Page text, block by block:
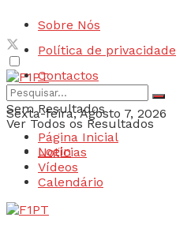
Sobre Nós
Política de privacidade
Contactos
Sexta-feira, Agosto 7, 2026
Login
Sem Resultados
Ver Todos os Resultados
Página Inicial
Notícias
Vídeos
Calendário